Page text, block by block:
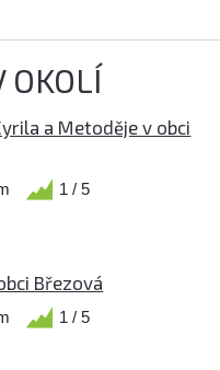
OKOLÍ
a Metoděje v obci
1 / 5
Březová
1 / 5